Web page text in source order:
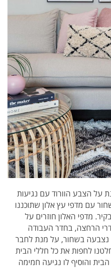
על הצבע הוורוד עם נגיעות
עם מדפי עץ אלון שתוכננו
מדפי האלון חוזרים על
הרחצה, בחדר העבודה
נצבעה בשחור, על מנת לחבר
לחפות את כל חללי הבית
והוסיף לו נגיעה חמימה